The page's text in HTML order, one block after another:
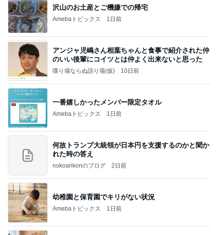
沢山のお土産とご機嫌での帰宅
Amebaトピックス 1日前
アンジャ児嶋さん相葉ちゃんと食事で紹介された仲
のいい後輩にコイツとは仲よく出来ないと思った
喋り場ならぬ語り場(仮) 10日前
一番嬉しかったメンバー限定タオル
Amebaトピックス 1日前
何故トランプ大統領が日本円を支援するのかと聞か
れた時の答え
nokoarikonのブログ 2日前
幼稚園と保育園でキリがない状況
Amebaトピックス 1日前